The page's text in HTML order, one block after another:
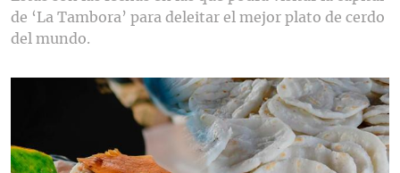
de ‘La Tambora’ para deleitar el mejor plato de cerdo
del mundo.
Contenido multimedia principal